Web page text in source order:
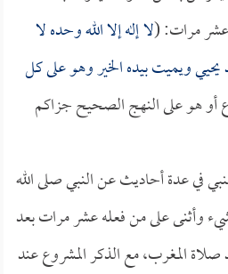
مرات: (لا إله إلا الله وحده لا
ويميت بيده الخير وهو على كل
أو هو على النهج الصحيح جزاكم
في عدة أحاديث عن النبي صلى الله
وأثنى على من فعله عشر مرات بعد
المغرب، مع الذكر المشروع عند